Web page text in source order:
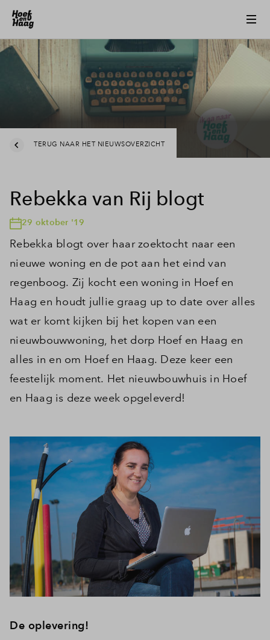
Inloggen
TERUG NAAR HET NIEUWSOVERZICHT
Rebekka van Rij blogt
29 oktober '19
Rebekka blogt over haar zoektocht naar een
nieuwe woning en de pot aan het eind van
regenboog. Zij kocht een woning in Hoef en
Haag en houdt jullie graag up to date over alles
wat er komt kijken bij het kopen van een
nieuwbouwwoning, het dorp Hoef en Haag en
alles in en om Hoef en Haag. Deze keer een
feestelijk moment. Het nieuwbouwhuis in Hoef
en Haag is deze week opgeleverd!
De oplevering!